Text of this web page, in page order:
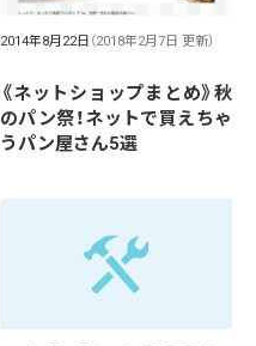
2014年8月22日 （2018年2月7日 更新）
《ネットショップまとめ》秋
のパン祭！ネットで買えちゃ
うパン屋さん5選